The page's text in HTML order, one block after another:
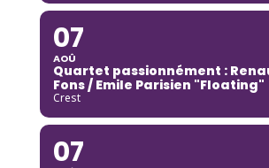
07
AOÛ
Quartet passionnément :
Fons / Emile Parisien "Floating"
Crest
07